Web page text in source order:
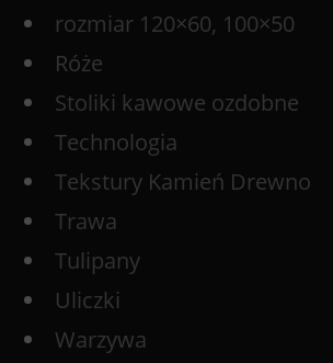
rozmiar 120×60, 100×50
Róże
Stoliki kawowe ozdobne
Technologia
Tekstury Kamień Drewno
Trawa
Tulipany
Uliczki
Warzywa